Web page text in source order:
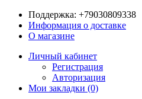
Поддержка: +79030809338
Информация о доставке
О магазине
Личный кабинет
Регистрация
Авторизация
Мои закладки (0)